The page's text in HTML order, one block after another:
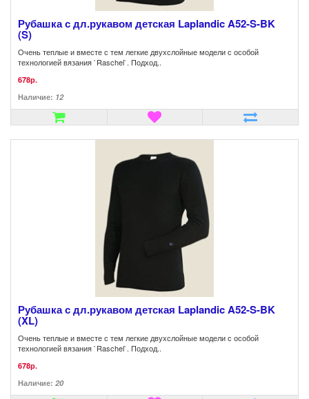
Рубашка с дл.рукавом детская Laplandic A52-S-BK
(S)
Очень теплые и вместе с тем легкие двухслойные модели с особой
технологией вязания `Raschel`. Подход..
678р.
Наличие: 12
Рубашка с дл.рукавом детская Laplandic A52-S-BK
(XL)
Очень теплые и вместе с тем легкие двухслойные модели с особой
технологией вязания `Raschel`. Подход..
678р.
Наличие: 20